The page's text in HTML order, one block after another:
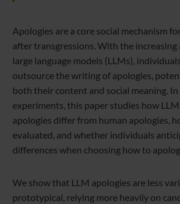
Apologies are a core social mechanism
after transgressions. With the
large language models (LLMs),
outsource the writing of apologies,
both their content and social meaning.
experiments, this paper studies how
apologies differ from human apologies,
evaluated, and whether individuals
differences when choosing how to
We show that LLM apologies are less
prototypical, relying more heavily on